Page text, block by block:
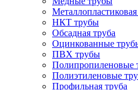
Металлопластиковая
НКТ трубы
Обсадная труба
Оцинкованные
ПВХ трубы
Полипропиленовые
Полиэтиленовые
Профильная труба